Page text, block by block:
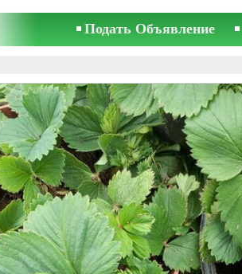
Подать Объявление